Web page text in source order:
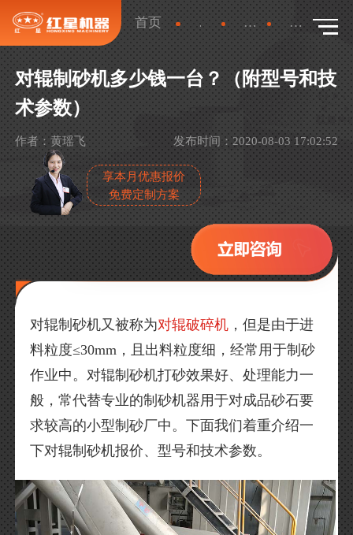
首页 新闻 产品新闻 详情
对辊制砂机多少钱一台？（附型号和技
术参数）
作者：黄瑶飞 发布时间：2020-08-03 17:02:52
享本月优惠报价
免费定制方案
对辊制砂机又被称为对辊破碎机 ，但是由于进
料粒度≤30mm，且出料粒度细，经常用于制砂
作业中。对辊制砂机打砂效果好、处理能力一
般，常代替专业的制砂机器用于对成品砂石要
求较高的小型制砂厂中。下面我们着重介绍一
下对辊制砂机报价、型号和技术参数。